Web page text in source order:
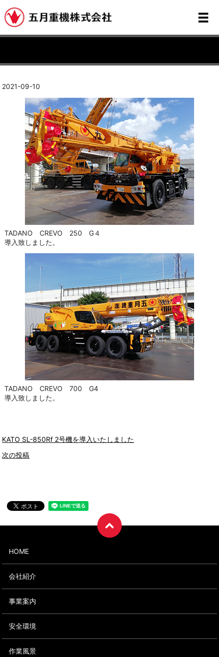
メ
2021-09-10
TADANO CREVO 250 G４
導入致しました。
TADANO CREVO 700 G4
導入致しました。
KATO SL-850Rf 2号機を導入いたしました
次の投稿
HOME
会社紹介
事業案内
安全環境
作業風景